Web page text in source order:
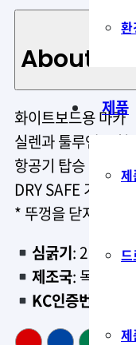
환
제품
제
드
제
About
화이트보드용 마카
실렌과 툴루엔 무첨
항공기 탑승 시 잉크
DRY SAFE 기능 내
* 뚜껑을 닫지 않아
심굵기: 2.0mm
제조국: 독일
KC인증번호
: